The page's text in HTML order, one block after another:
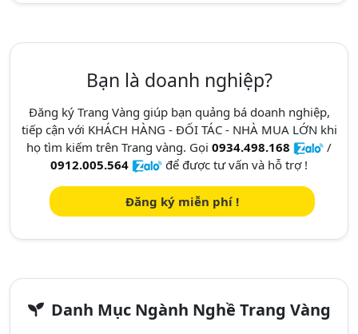
Bạn là doanh nghiệp?
Đăng ký Trang Vàng giúp bạn quảng bá doanh nghiệp,
tiếp cận với KHÁCH HÀNG - ĐỐI TÁC - NHÀ MUA LỚN khi
họ tìm kiếm trên Trang vàng. Gọi 0934.498.168
/
0912.005.564
để được tư vấn và hỗ trợ !
Đăng ký miễn phí !
Danh Mục Ngành Nghề Trang Vàng